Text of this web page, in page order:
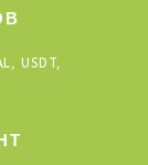
USDT,